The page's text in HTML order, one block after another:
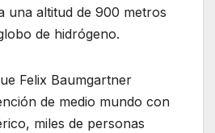
una altitud de 900 metros
de hidrógeno.
Felix Baumgartner
de medio mundo con
miles de personas